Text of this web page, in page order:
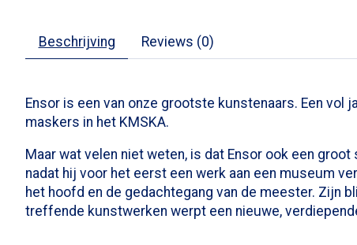
Beschrijving Reviews (0)
Ensor is een van onze grootste kunstenaars. Een
maskers in het KMSKA.
Maar wat velen niet weten, is dat Ensor ook een
nadat hij voor het eerst een werk aan een museum
het hoofd en de gedachtegang van de meester. Zijn
treffende kunstwerken werpt een nieuwe,